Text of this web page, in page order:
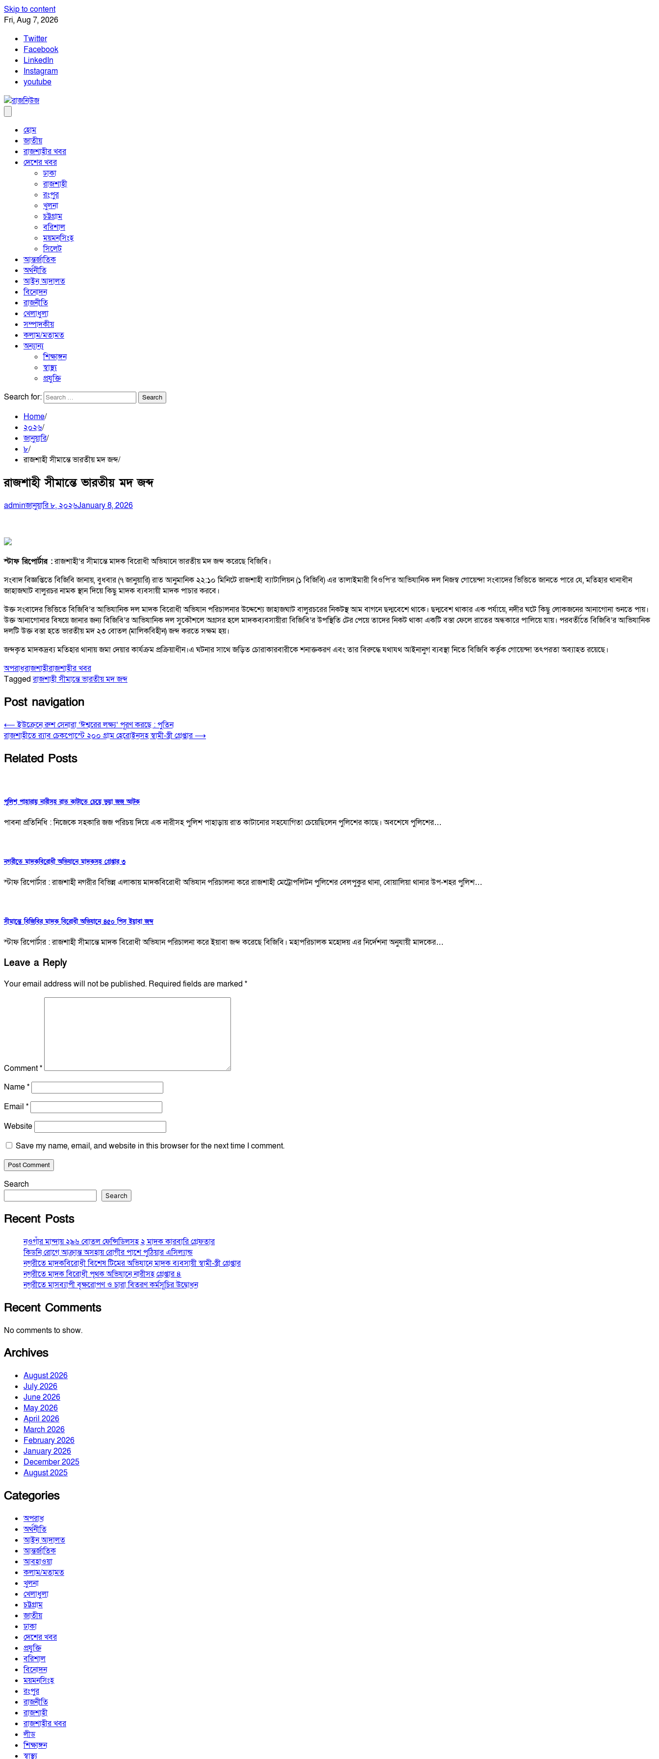
Skip to content
Fri, Aug 7, 2026
Twitter
Facebook
LinkedIn
Instagram
youtube
হোম
জাতীয়
রাজশাহীর খবর
দেশের খবর
ঢাকা
রাজশাহী
রংপুর
খুলনা
চট্টগ্রাম
বরিশাল
ময়মনসিংহ
সিলেট
আন্তর্জাতিক
অর্থনীতি
আইন আদালত
বিনোদন
রাজনীতি
খেলাধুলা
সম্পাদকীয়
কলাম/মতামত
অন্যান্য
শিক্ষাঙ্গন
স্বাস্থ্য
প্রযুক্তি
Search for:
Home
২০২৬
জানুয়ারি
৮
রাজশাহী সীমান্তে ভারতীয় মদ জব্দ
রাজশাহী সীমান্তে ভারতীয় মদ জব্দ
adminজানুয়ারি ৮, ২০২৬January 8, 2026
স্টাফ রিপোর্টার :রাজশাহী’র সীমান্তে মাদক বিরোধী অভিযানে ভারতীয় মদ জব্দ করেছে বিজিবি।
সংবাদ বিজ্ঞপ্তিতে বিজিবি জানায়, বুধবার (৭ জানুয়ারি) রাত আনুমানিক ২২:১০ মিনিটে রাজশাহী ব্যাটালিয়ন (১ বিজিবি) এর তালাইমারী বিওপি’র আভিযানিক দল নিজস্ব গোয়েন্দা সংবাদের ভিত্তিতে জানতে পারে যে, মতিহার থানাধীন
জাহাজঘাট বালুরচর নামক স্থান দিয়ে কিছু মাদক ব্যবসায়ী মাদক পাচার করবে।
উক্ত সংবাদের ভিত্তিতে বিজিবি’র আভিযানিক দল মাদক বিরোধী অভিযান পরিচালনার উদ্দেশ্যে জাহাজঘাট বালুরচরের নিকটস্থ আম বাগনে ছদ্মবেশে থাকে। ছদ্মবেশ থাকার এক পর্যায়ে, নদীর ঘটে কিছু লোকজনের আনাগোনা শুনতে পায়।
উক্ত আনাগোনার বিষয়ে জানার জন্য বিজিবি’র আভিযানিক দল সুকৌশলে অগ্রসর হলে মাদকব্যবসায়ীরা বিজিবি’র উপস্থিতি টের পেয়ে তাদের নিকট থাকা একটি বস্তা ফেলে রাতের অন্ধকারে পালিয়ে যায়। পরবর্তীতে বিজিবি’র আভিযানিক
দলটি উক্ত বস্তা হতে ভারতীয় মদ ২৩ বোতল (মালিকবিহীন) জব্দ করতে সক্ষম হয়।
জব্দকৃত মাদকদ্রব্য মতিহার থানায় জমা দেয়ার কার্যক্রম প্রক্রিয়াধীন।এ ঘটনার সাথে জড়িত চোরাকারবারীকে শনাক্তকরণ এবং তার বিরুদ্ধে যথাযথ আইনানুগ ব্যবস্থা নিতে বিজিবি কর্তৃক গোয়েন্দা তৎপরতা অব্যাহত রয়েছে।
অপরাধরাজশাহীরাজশাহীর খবর
Taggedরাজশাহী সীমান্তে ভারতীয় মদ জব্দ
Post navigation
⟵ ইউক্রেনে রুশ সেনারা ‘ঈশ্বরের লক্ষ্য’ পূরণ করছে : পুতিন
রাজশাহীতে র‍্যাব চেকপোস্টে ২০০ গ্রাম হেরোইনসহ স্বামী-স্ত্রী গ্রেপ্তার ⟶
Related Posts
পুলিশ পাহারায় নারীসহ রাত কাটাতে চেয়ে ভুয়া জজ আটক
পাবনা প্রতিনিধি : নিজেকে সহকারি জজ পরিচয় দিয়ে এক নারীসহ পুলিশ পাহাড়ায় রাত কাটানোর সহযোগিতা চেয়েছিলেন পুলিশের কাছে। অবশেষে পুলিশের…
নগরীতে মাদকবিরোধী অভিযানে মাদকসহ গ্রেপ্তার ৩
স্টাফ রিপোর্টার : রাজশাহী নগরীর বিভিন্ন এলাকায় মাদকবিরোধী অভিযান পরিচালনা করে রাজশাহী মেট্রোপলিটন পুলিশের বেলপুকুর থানা, বোয়ালিয়া থানার উপ-শহর পুলিশ…
সীমান্তে বিজিবির মাদক বিরোধী অভিযানে ৪৫০ পিস ইয়াবা জব্দ
স্টাফ রিপোর্টার : রাজশাহী সীমান্তে মাদক বিরোধী অভিযান পরিচালনা করে ইয়াবা জব্দ করেছে বিজিবি। মহাপরিচালক মহোদয় এর নির্দেশনা অনুযায়ী মাদকের…
Leave a Reply
Your email address will not be published. Required fields are marked *
Comment*
Name*
Email *
Website
Save my name, email, and website in this browser for the next time I comment.
Search
Search
Recent Posts
নওগাঁর মান্দায় ২৯৬ বোতল ফেন্সিডিলসহ ২ মাদক কারবারি গ্রেফতার
কিডনি রোগে আক্রান্ত অসহায় রোগীর পাশে পুঠিয়ার এসিল্যান্ড
নগরীতে মাদকবিরোধী বিশেষ টিমের অভিযানে মাদক ব্যবসায়ী স্বামী-স্ত্রী গ্রেপ্তার
নগরীতে মাদক বিরোধী পৃথক অভিযানে নারীসহ গ্রেপ্তার ৪
নগরীতে মাসব্যাপী বৃক্ষরোপণ ও চারা বিতরণ কর্মসূচির উদ্বোধন
Recent Comments
No comments to show.
Archives
August 2026
July 2026
June 2026
May 2026
April 2026
March 2026
February 2026
January 2026
December 2025
August 2025
Categories
অপরাধ
অর্থনীতি
আইন আদালত
আন্তর্জাতিক
আবহাওয়া
কলাম/মতামত
খুলনা
খেলাধুলা
চট্টগ্রাম
জাতীয়
ঢাকা
দেশের খবর
প্রযুক্তি
বরিশাল
বিনোদন
ময়মনসিংহ
রংপুর
রাজনীতি
রাজশাহী
রাজশাহীর খবর
লীড
শিক্ষাঙ্গন
স্বাস্থ্য